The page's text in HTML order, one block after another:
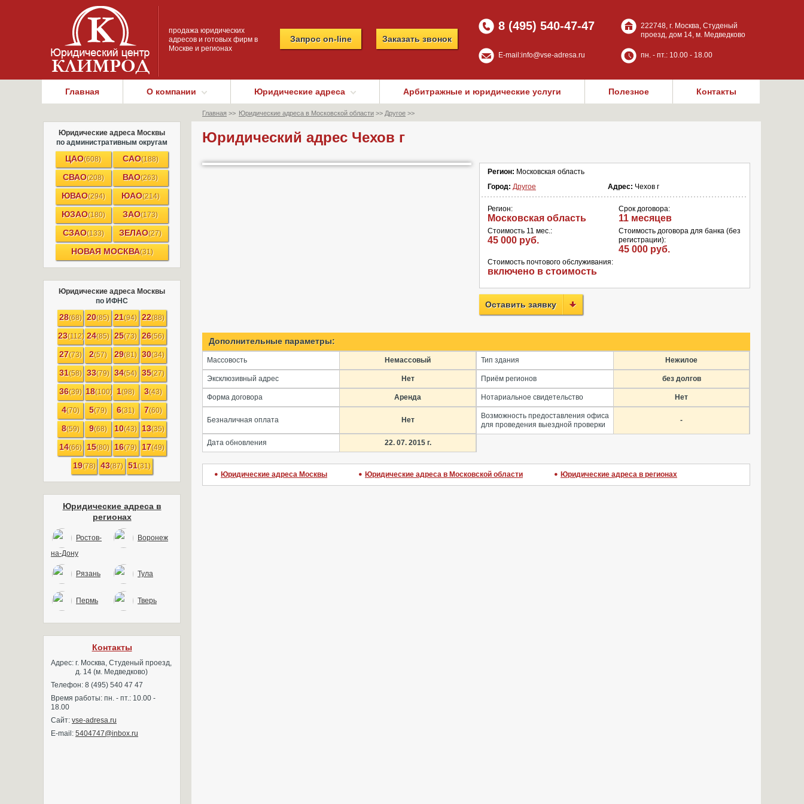
продажа юридических
адресов и готовых фирм в
Москве и регионах
Запрос on-line Заказать звонок
8 (495) 540-47-47
222748, г. Москва, Студеный
проезд, дом 14, м. Медведково
E-mail:info@vse-adresa.ru пн. - пт.: 10.00 - 18.00
Главная О компании Юридические адреса Арбитражные и юридические услуги Полезное Контакты
Юридические адреса Москвы
по административным округам
ЦАО(608) САО(188)
СВАО(208) ВАО(263)
ЮВАО(294) ЮАО(214)
ЮЗАО(180) ЗАО(173)
СЗАО(133) ЗЕЛАО(27)
НОВАЯ МОСКВА(31)
Юридические адреса Москвы
по ИФНС
28(68) 20(85) 21(94) 22(88)
23(112) 24(85) 25(73) 26(56)
27(73) 2(57) 29(81) 30(34)
31(58) 33(79) 34(54) 35(27)
36(39) 18(100) 1(98) 3(43)
4(70) 5(79) 6(31) 7(60)
8(59) 9(68) 10(43) 13(35)
14(66) 15(80) 16(79) 17(49)
19(78) 43(87) 51(31)
Юридические адреса в
регионах
Ростов-
на-Дону
Воронеж
Рязань Тула
Пермь Тверь
Контакты
Адрес: г. Москва, Студеный проезд,
д. 14 (м. Медведково)
Телефон: 8 (495) 540 47 47
Время работы: пн. - пт.: 10.00 -
18.00
Сайт: vse-adresa.ru
E-mail: 5404747@inbox.ru
Главная >> Юридические адреса в Московской области >> Другое >>
Юридический адрес Чехов г
Регион: Московская область
Город: Другое Адрес: Чехов г
Регион:
Московская область
Срок договора:
11 месяцев
Стоимость 11 мес.:
45 000 руб.
Стоимость договора для банка (без
регистрации):
45 000 руб.
Стоимость почтового обслуживания:
включено в стоимость
Оставить заявку
Дополнительные параметры:
Массовость Немассовый Тип здания Нежилое
Эксклюзивный адрес Нет Приём регионов без долгов
Форма договора Аренда Нотариальное свидетельство Нет
Безналичная оплата Нет
Возможность предоставления офиса
для проведения выездной проверки
-
Дата обновления 22. 07. 2015 г.
Юридические адреса Москвы Юридические адреса в Московской области Юридические адреса в регионах